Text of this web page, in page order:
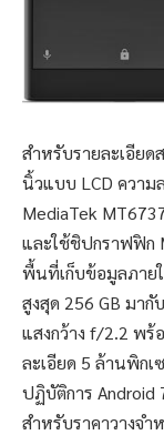
สำหรับรายละเอีย
นิ้วแบบ LCD ความ
MediaTek
และใช้ชิปกราฟฟิก
พื้นที่เก็บข้อมูลภาย
สูงสุด 256 GB มากั
แสงกว้าง f/2.2 พร้
ละเอียด 5 ล้านพิกเ
ปฏิบัติการ
สำหรับราคาวางจ